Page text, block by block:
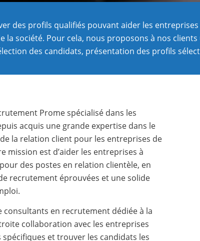
des profils qualifiés pouvant aider les
la société. Pour cela, nous proposons à nos
des candidats, présentation des profils
Prome spécialisé dans les
acquis une grande expertise dans le
la relation client pour les entreprises de
mission est d’aider les entreprises à
des postes en relation clientèle, en
recrutement éprouvées et une solide
consultants en recrutement dédiée à la
collaboration avec les entreprises
et trouver les candidats les